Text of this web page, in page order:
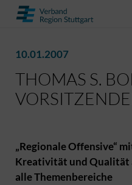
10.01.2007
THOMAS S.
„Regionale Offensive“
Kreativität und Qualität
alle Themenbereiche